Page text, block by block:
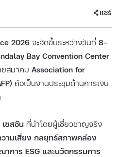
แชร์
2026 จะจัดขึ้นระหว่างวันที่ 8–
Bay Convention Center
ยสมาคม Association for
ถือเป็นงานประชุมด้านการเงิน
เซสชัน ที่นำโดยผู้เชี่ยวชาญจริง
ามเสี่ยง กลยุทธ์สภาพคล่อง
าการ ESG และนวัตกรรมการ